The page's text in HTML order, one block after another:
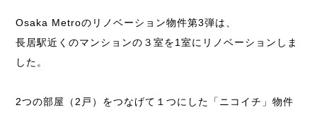
Osaka Metroのリノベーション物件第3弾は、
長居駅近くのマンションの３室を1室にリノベーションしま
した。
2つの部屋（2戸）をつなげて１つにした「ニコイチ」物件